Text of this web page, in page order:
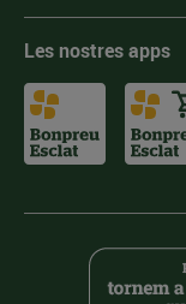
Les nostres apps